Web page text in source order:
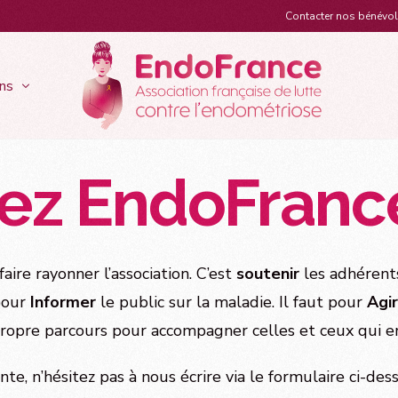
Contacter nos
douleurs lors des
Que faire lorsqu’on est atteinte ?
Les traitements
Lutter contre la douleur
Travailler avec l’endométriose
Vivre avec l’endométriose
La préservation ovocytaire
Rencontres en région
Recherches & actions santé
Appels à Projets & Bourses EndoFrance
Parcours de soins et qualité de vie
Un 1er diplôme inter universitaire
Les
rayonner l’association. C’est soutenir les
Informer le public sur la maladie. Il faut pour Agir
parcours pour accompagner celles et ceux qui
n’hésitez pas à nous écrire via le formulaire ci-